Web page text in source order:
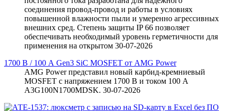
соединения провод-провод и работы в условиях
повышенной влажности пыли и умеренно агрессивных
внешних сред. Степень защиты IP 66 позволяет
обеспечивать необходимый уровень герметичности для
применения на открытом 30-07-2026
1700 В / 100 А Gen3 SiC MOSFET от AMG Power
AMG Power представил новый карбид-кремниевый
MOSFET с напряжением 1700 В и током 100 А
A3G100N1700MDSK. 30-07-2026